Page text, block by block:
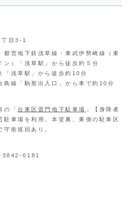
目3-1
都営地下鉄浅草線・東武伊勢崎線（東
ン）「浅草駅」から徒歩約５分
「浅草駅」から徒歩約10分
島線「駒形出入口」から車で約10分
の「 台東区雷門地下駐車場 」【身障者
駐車場を利用。本堂裏、東側の駐車区
守衛巡回あり。
3842-0181